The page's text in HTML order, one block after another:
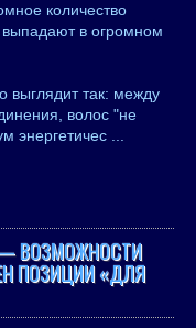
количество
в огромном
выглядит так: между
волос "не
энергетичес
— ВОЗМОЖНОСТИ
ПОЗИЦИИ «ДЛЯ